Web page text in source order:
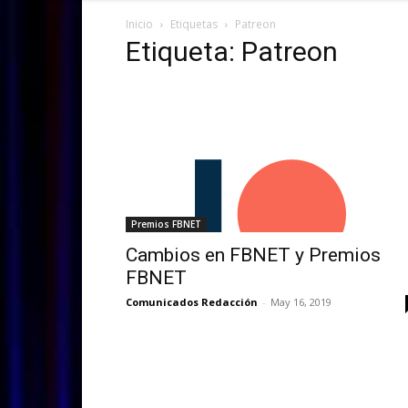
Inicio Etiquetas Patreon
Etiqueta: Patreon
Premios FBNET
Cambios en FBNET y Premios
FBNET
Comunicados Redacción - May 16, 2019